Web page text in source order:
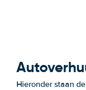
Hieronder staan